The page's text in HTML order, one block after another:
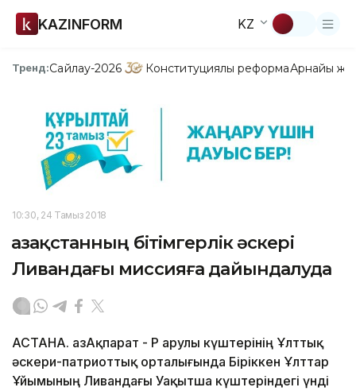
KAZINFORM KZ
Тренд:Сайлау-2026 Конституциялық реформаАрнайы
10:30, 24 Тамыз 2018
Қазақстанның бітімгерлік әскері
Ливандағы миссияға дайындалуда
АСТАНА. ҚазАқпарат - ҚР Қарулы күштерінің Ұлттық
әскери-патриоттық орталығында Біріккен Ұлттар
Ұйымының Ливандағы Уақытша күштеріндегі үнді